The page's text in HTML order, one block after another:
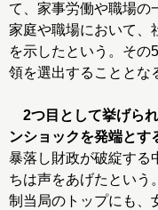
て、家事労働や職場の
家庭や職場において、
を示したという。その
領を選出することとな
2つ目として挙げら
ンショックを発端とす
暴落し財政が破綻する
ちは声をあげたという
制当局のトップにも、